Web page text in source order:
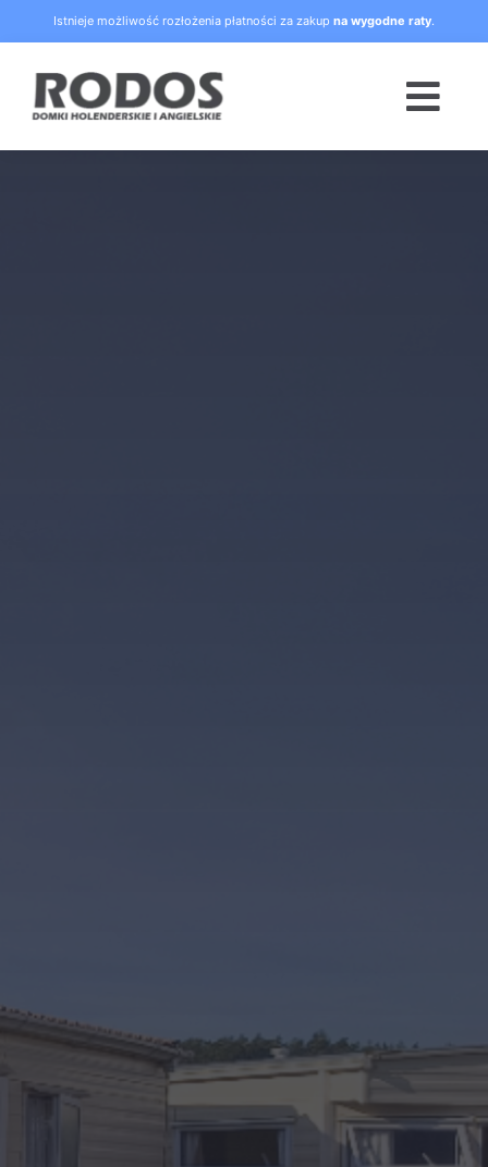
to
content
Istnieje możliwość rozłożenia płatności za zakup na wygodne raty.